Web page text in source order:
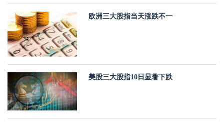
欧洲三大股指当天涨跌不一
美股三大股指10日显著下跌